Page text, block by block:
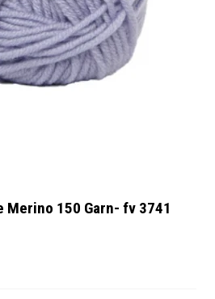
150 Garn- fv 3741